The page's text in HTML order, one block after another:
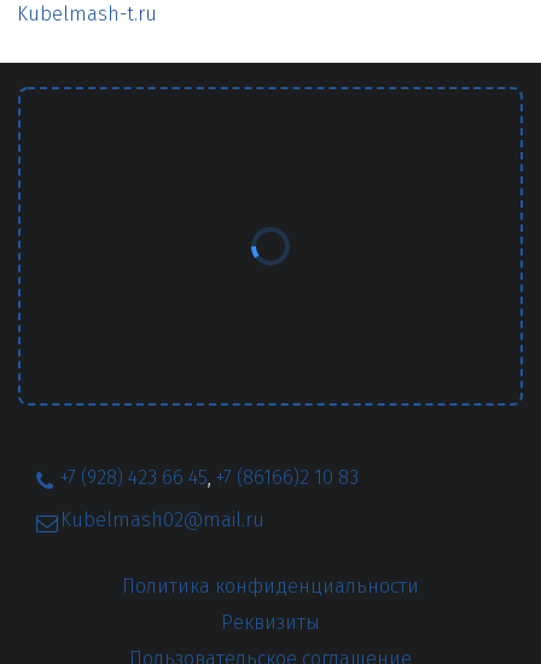
Kubelmash-t.ru
+7 (928) 423 66 45, +7 (86166)2 10 83
Kubelmash02@mail.ru
Политика конфиденциальности
Реквизиты
Пользовательское соглашение